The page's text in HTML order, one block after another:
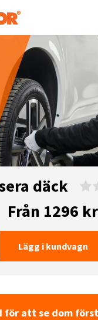
däck
Från 1296 kr
Lägg i kundvagn
för att se dom